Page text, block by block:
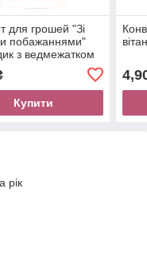
для грошей "Зі
побажаннями"
з ведмежатком
Купити
рік